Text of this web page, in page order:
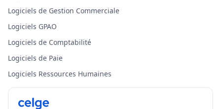
Logiciels de Gestion Commerciale
Logiciels GPAO
Logiciels de Comptabilité
Logiciels de Paie
Logiciels Ressources Humaines